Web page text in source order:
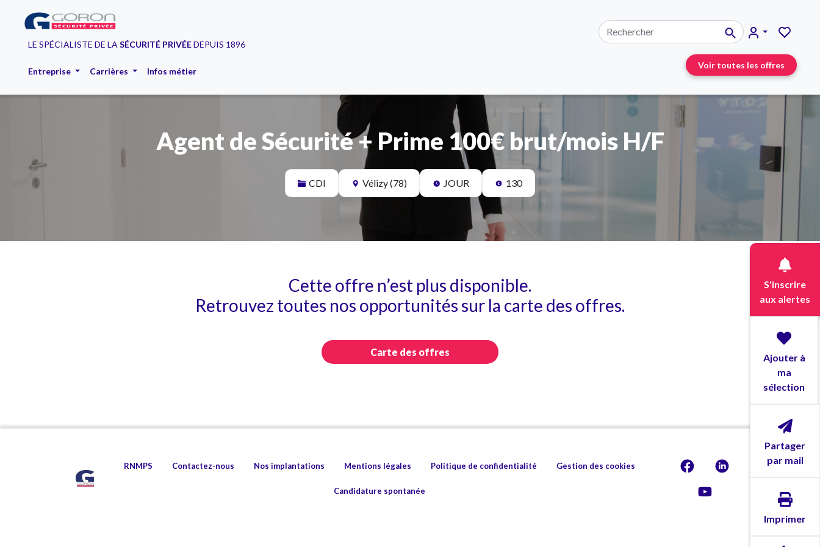
LE SPÉCIALISTE DE LA SÉCURITÉ PRIVÉEDEPUIS 1896
Entreprise Carrières Infos métier
Voir toutes les offres
S'inscrire
aux alertes
Ajouter à
ma
sélection
Partager
par mail
Imprimer
Agent de Sécurité + Prime 100€ brut/mois H/F
CDI Vélizy (78) JOUR 130
Cette offre n’est plus disponible.
Retrouvez toutes nos opportunités sur la carte des offres.
Carte des offres
RNMPS Contactez-nous Nos implantations Mentions légales Politique de confidentialité Gestion des cookies
Candidature spontanée